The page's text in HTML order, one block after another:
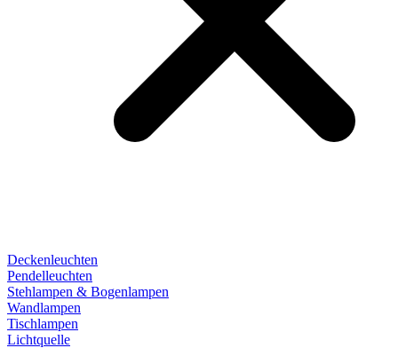
Deckenleuchten
Pendelleuchten
Stehlampen & Bogenlampen
Wandlampen
Tischlampen
Lichtquelle